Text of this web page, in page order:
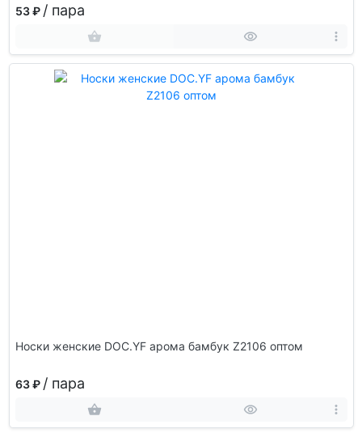
53 ₽ / пара
Носки женские DOC.YF арома бамбук Z2106 оптом
63 ₽ / пара